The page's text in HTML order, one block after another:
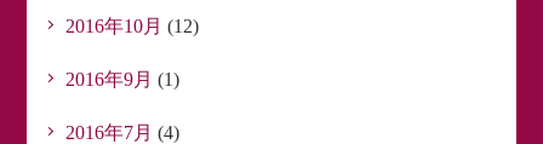
2016年10月 (12)
2016年9月 (1)
2016年7月 (4)